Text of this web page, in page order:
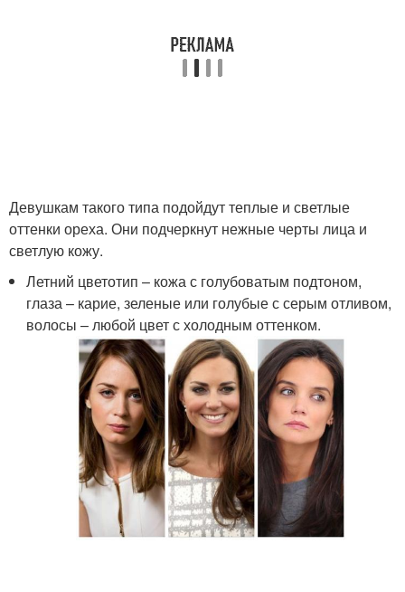
Девушкам такого типа подойдут теплые и светлые
оттенки ореха. Они подчеркнут нежные черты лица и
светлую кожу.
Летний цветотип – кожа с голубоватым подтоном,
глаза – карие, зеленые или голубые с серым отливом,
волосы – любой цвет с холодным оттенком.